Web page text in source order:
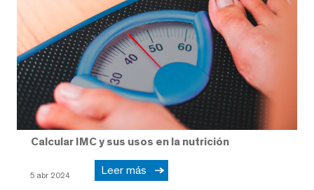
Calcular IMC y sus usos en la nutrición
5 abr 2024 Leer más